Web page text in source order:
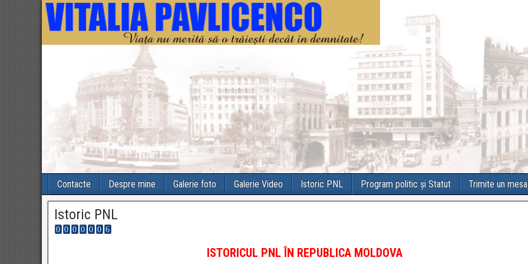
Contacte Despre mine Galerie foto Galerie Video Istoric PNL Program politic și Statut Trimite un
Istoric PNL
ISTORICUL PNL ÎN REPUBLICA MOLDOVA